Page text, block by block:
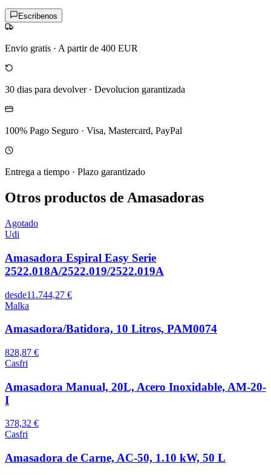
Escribenos
Envio gratis · A partir de 400 EUR
30 dias para devolver· Devolucion garantizada
100% Pago Seguro · Visa, Mastercard, PayPal
Entrega a tiempo · Plazo garantizado
Otros productos de Amasadoras
Agotado
Udi
Amasadora Espiral Easy Serie
2522.018A/2522.019/2522.019A
desde11.744,27 €
Malka
Amasadora/Batidora, 10 Litros, PAM0074
828,87 €
Casfri
Amasadora Manual, 20L, Acero Inoxidable, AM-20-
I
378,32 €
Casfri
Amasadora de Carne, AC-50, 1.10 kW, 50 L